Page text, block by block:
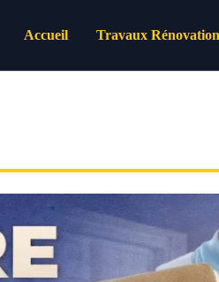
Accueil Travaux Rénovation